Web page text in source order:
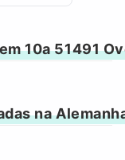
10a 51491
na